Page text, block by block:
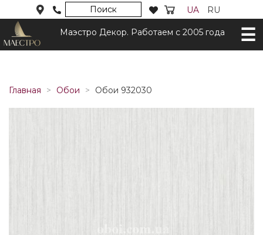
Поиск UA RU
Маэстро Декор. Работаем с 2005 года
Главная Обои Обои 932030